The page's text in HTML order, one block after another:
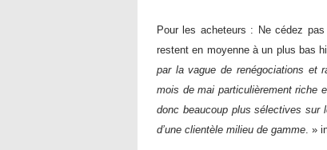
Pour les acheteurs : Ne cédez
restent en moyenne à un plus bas
par la vague de renégociations et
mois de mai particulièrement riche
donc beaucoup plus sélectives sur
d’une clientèle milieu de gamme. »